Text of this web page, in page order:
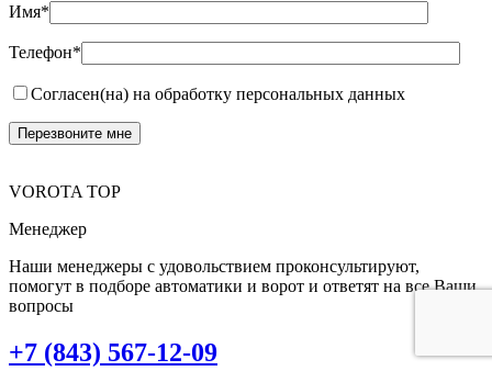
Имя*
Телефон*
Согласен(на) на обработку персональных данных
VOROTA TOP
Менеджер
Наши менеджеры с удовольствием проконсультируют,
помогут в подборе автоматики и ворот и ответят на все Ваши
вопросы
+7 (843) 567-12-09